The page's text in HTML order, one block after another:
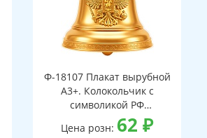
Ф-18107 Плакат вырубной
А3+. Колокольчик с
символикой РФ
(двухсторонний, ВД-лак)
Цена розн: 62₽